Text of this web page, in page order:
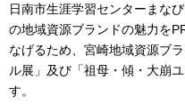
日南市生涯学習センターまな
の地域資源ブランドの魅力を
なげるため、宮崎地域資源ブ
ル展」及び「祖母・傾・大崩
す。